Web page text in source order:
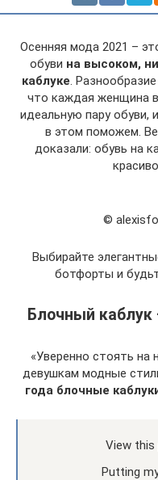
Осенняя мода 2021 –
обуви на высоком,
каблуке.
что каждая женщина
идеальную пару обуви,
в этом поможем.
доказали: обувь на
©
Выбирайте
ботфорты и
Блочный
«Уверенно стоять на
девушкам модные
года блочные
View
Putting